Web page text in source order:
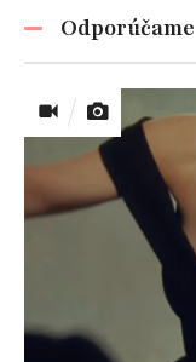
Odporúčame